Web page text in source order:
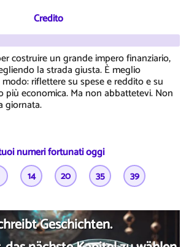
Credito
costruire un grande impero finanziario,
la strada giusta. È meglio
riflettere su spese e reddito e su
più economica. Ma non abbattetevi. Non
giornata.
numeri fortunati oggi
14 20 35 39
Geschichten.